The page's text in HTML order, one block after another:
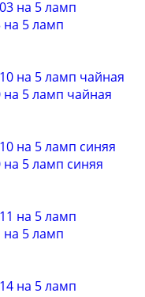
на 5 ламп
на 5 ламп чайная
на 5 ламп синяя
на 5 ламп